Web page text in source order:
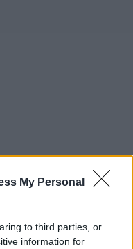
My Personal
to third parties, or
information for